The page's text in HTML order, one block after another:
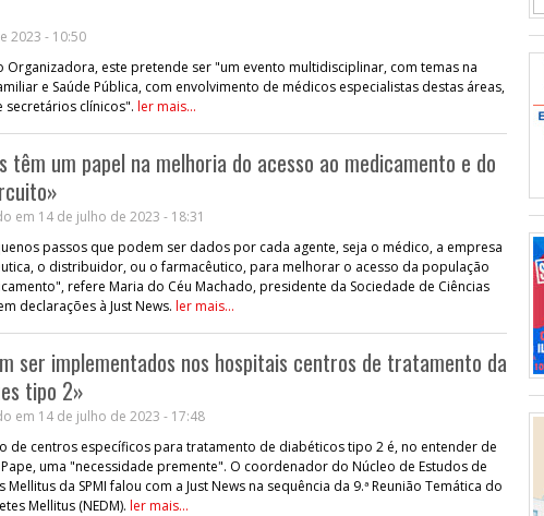
2023 - 10:50
Organizadora, este pretende ser "um evento multidisciplinar, com temas na
e Saúde Pública, com envolvimento de médicos especialistas destas áreas,
clínicos". ler mais...
têm um papel na melhoria do acesso ao medicamento e do
em 14 de julho de 2023 - 18:31
passos que podem ser dados por cada agente, seja o médico, a empresa
o distribuidor, ou o farmacêutico, para melhorar o acesso da população
refere Maria do Céu Machado, presidente da Sociedade de Ciências
declarações à Just News. ler mais...
ser implementados nos hospitais centros de tratamento da
tipo 2»
em 14 de julho de 2023 - 17:48
de centros específicos para tratamento de diabéticos tipo 2 é, no entender de
Pape, uma "necessidade premente". O coordenador do Núcleo de Estudos de
Mellitus da SPMI falou com a Just News na sequência da 9.ª Reunião Temática do
Mellitus (NEDM). ler mais...